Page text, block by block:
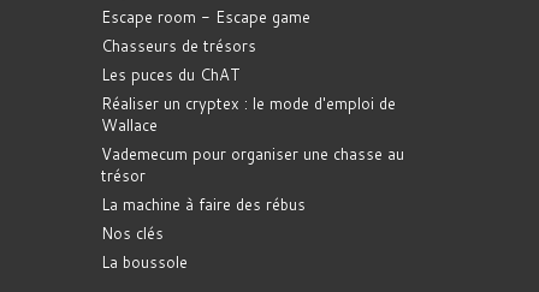
Escape room - Escape game
Chasseurs de trésors
Les puces du ChAT
Réaliser un cryptex : le mode d'emploi de
Wallace
Vademecum pour organiser une chasse au
trésor
La machine à faire des rébus
Nos clés
La boussole